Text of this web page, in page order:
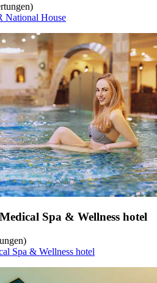
National House
Spa & Wellness hotel
Spa & Wellness hotel